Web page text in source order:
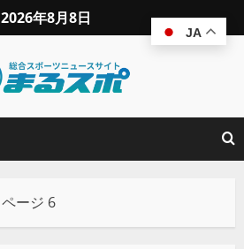
2026年8月8日
ページ 6
JA